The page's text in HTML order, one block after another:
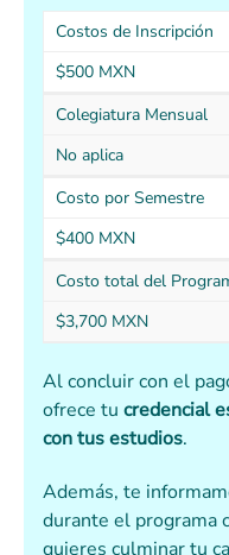
Costos de Inscripción
$500 MXN
Colegiatura Mensual
No aplica
Costo por Semestre
$400 MXN
Costo total del
$3,700 MXN
Al concluir con el
ofrece tu credencial
con tus estudios.
Además, te
durante el programa
quieres culminar tu